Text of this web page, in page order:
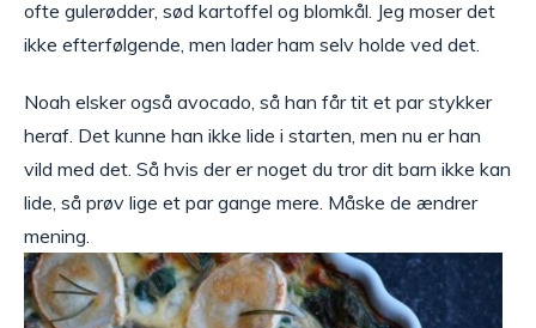
ofte gulerødder, sød kartoffel og blomkål. Jeg moser det
ikke efterfølgende, men lader ham selv holde ved det.
Noah elsker også avocado, så han får tit et par stykker
heraf. Det kunne han ikke lide i starten, men nu er han
vild med det. Så hvis der er noget du tror dit barn ikke kan
lide, så prøv lige et par gange mere. Måske de ændrer
mening.